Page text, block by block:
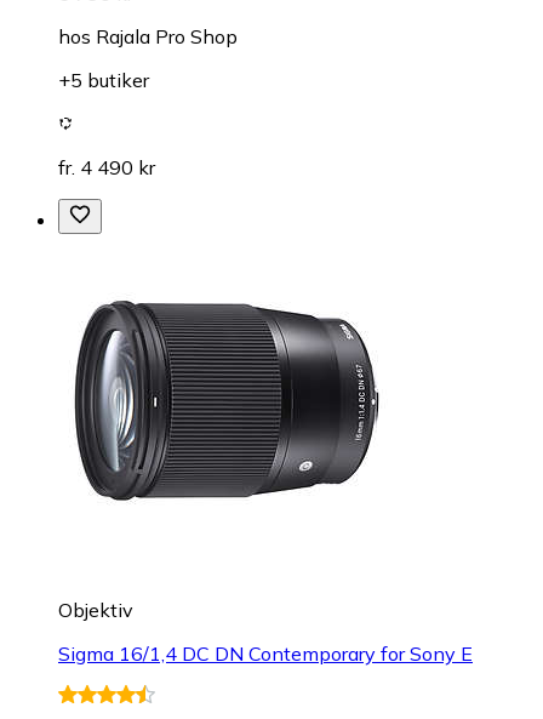
hos Rajala Pro Shop
+5 butiker
fr. 4 490 kr
Objektiv
Sigma 16/1,4 DC DN Contemporary for Sony E